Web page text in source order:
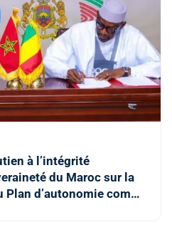
à l’intégrité
du Maroc sur la
d’autonomie comme